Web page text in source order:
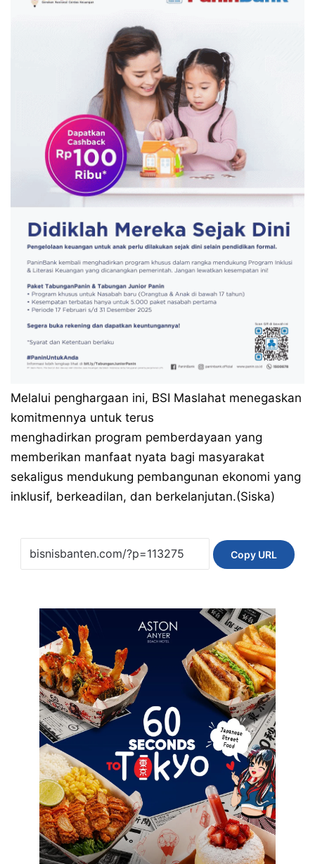
Melalui penghargaan ini, BSI Maslahat menegaskan
komitmennya untuk terus
menghadirkan program pemberdayaan yang
memberikan manfaat nyata bagi masyarakat
sekaligus mendukung pembangunan ekonomi yang
inklusif, berkeadilan, dan berkelanjutan.(Siska)
Copy URL